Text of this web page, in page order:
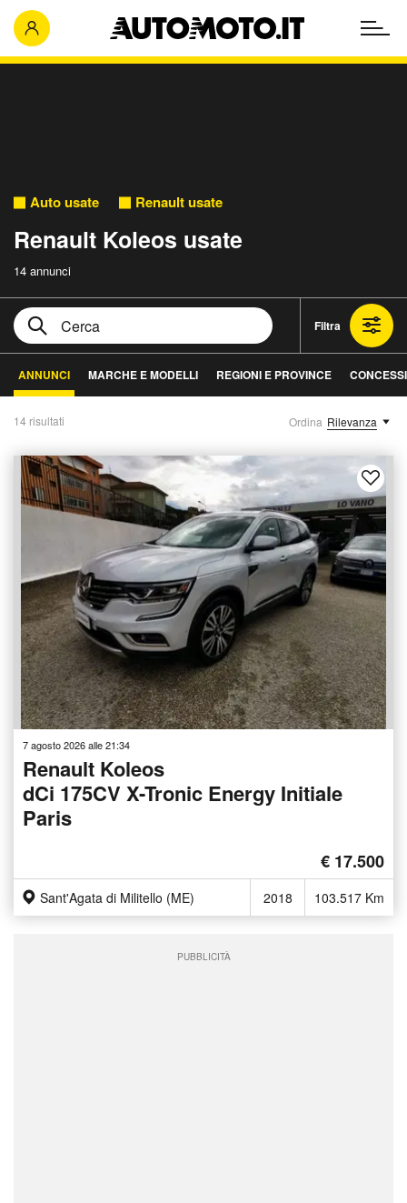
Auto usate Renault usate
Renault Koleos usate
14 annunci
Filtra
ANNUNCI MARCHE E MODELLI REGIONI E PROVINCE
14 risultati Ordina Rilevanza
7 agosto 2026 alle 21:34
Renault Koleos
dCi 175CV X-Tronic Energy Initiale
Paris
€ 17.500
Sant'Agata di Militello (ME) 2018 103.517 Km
PUBBLICITÀ